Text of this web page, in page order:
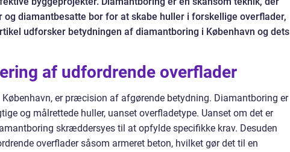
diamantbesatte bor for at skabe huller i forskellige overflader,
udforsker betydningen af diamantboring i København og dets
af udfordrende overflader
er præcision af afgørende betydning. Diamantboring er
og målrettede huller, uanset overfladetype. Uanset om det er
skræddersyes til at opfylde specifikke krav. Desuden
overflader såsom armeret beton, hvilket gør det til en